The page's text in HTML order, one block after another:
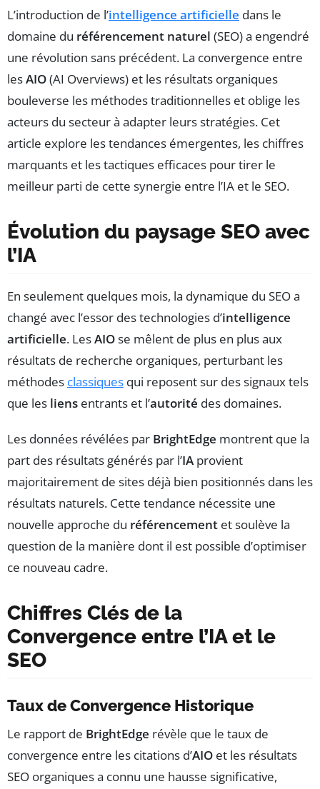
L’introduction de l’intelligence artificielle dans le
domaine du référencement naturel (SEO) a engendré
une révolution sans précédent. La convergence entre
lesAIO(AI Overviews) et les résultats organiques
bouleverse les méthodes traditionnelles et oblige les
acteurs du secteur à adapter leurs stratégies. Cet
article explore les tendances émergentes, les chiffres
marquants et les tactiques efficaces pour tirer le
meilleur parti de cette synergie entre l’IA et le SEO.
Évolution du paysage SEO avec
l’IA
En seulement quelques mois, la dynamique du SEO a
changé avec l’essor des technologies d’intelligence
artificielle. LesAIOse mêlent de plus en plus aux
résultats de recherche organiques, perturbant les
méthodes classiques qui reposent sur des signaux tels
que les liens entrants et l’autorité des domaines.
Les données révélées par BrightEdge montrent que la
part des résultats générés par l’IA provient
majoritairement de sites déjà bien positionnés dans les
résultats naturels. Cette tendance nécessite une
nouvelle approche du référencement et soulève la
question de la manière dont il est possible d’optimiser
ce nouveau cadre.
Chiffres Clés de la
Convergence entre l’IA et le
SEO
Taux de Convergence Historique
Le rapport de BrightEdge révèle que le taux de
convergence entre les citations d’AIO et les résultats
SEO organiques a connu une hausse significative,